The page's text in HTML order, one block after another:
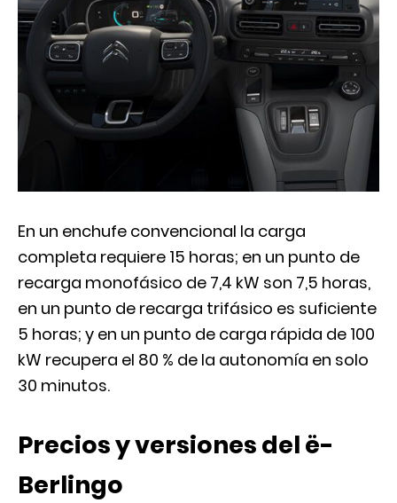
En un enchufe convencional la carga
completa requiere 15 horas; en un punto de
recarga monofásico de 7,4 kW son 7,5 horas,
en un punto de recarga trifásico es suficiente
5 horas; y en un punto de carga rápida de 100
kW recupera el 80 % de la autonomía en solo
30 minutos.
Precios y versiones del ë-
Berlingo